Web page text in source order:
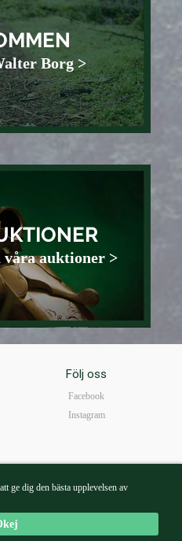
ge dig den bästa upplevelsen av
Borg >
våra auktioner >
Följ oss
Facebook
Instagram